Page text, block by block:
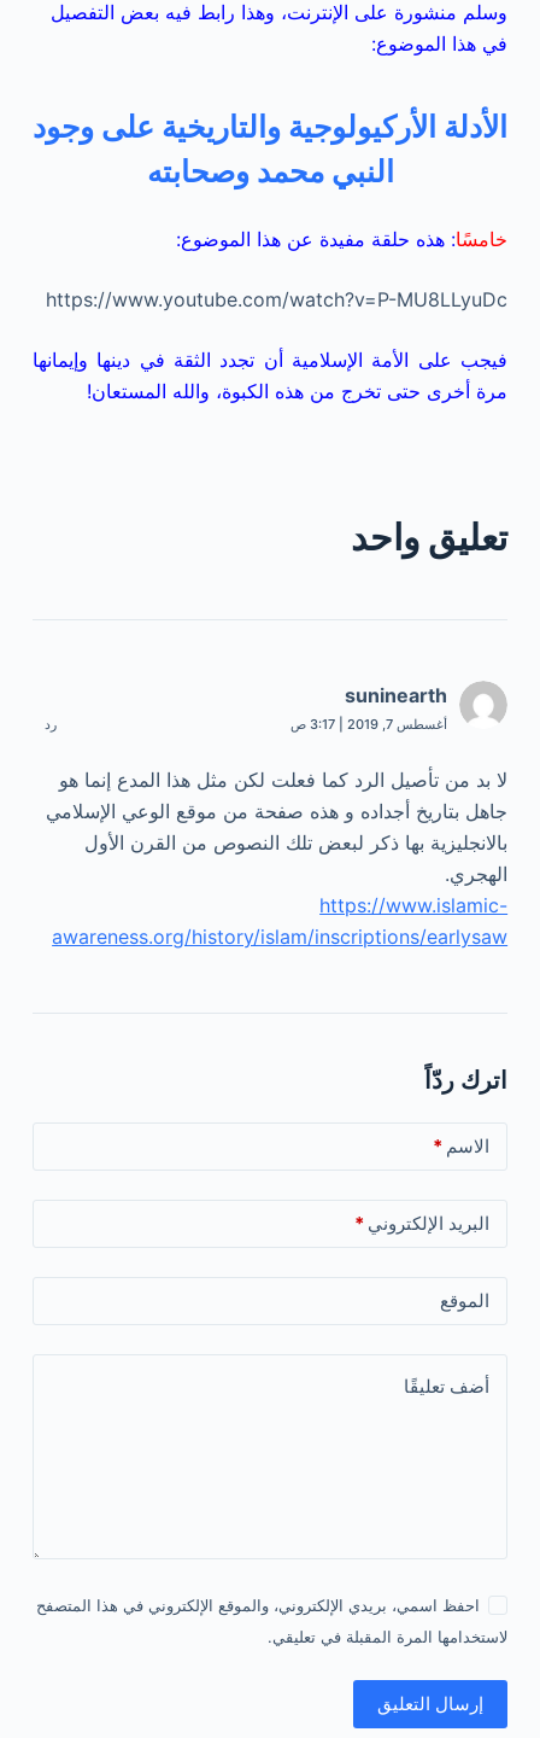
وسلم منشورة على الإنترنت، وهذا رابط فيه بعض التفصيل
في هذا الموضوع:
الأدلة الأركيولوجية والتاريخية على وجود
النبي محمد وصحابته
خامسًا: هذه حلقة مفيدة عن هذا الموضوع:
https://www.youtube.com/watch?v=P-MU8LLyuDc
فيجب على الأمة الإسلامية أن تجدد الثقة في دينها وإيمانها
مرة أخرى حتى تخرج من هذه الكبوة، والله المستعان!
تعليق واحد
suninearth
أغسطس 7, 2019 | 3:17 ص رد
لا بد من تأصيل الرد كما فعلت لكن مثل هذا المدع إنما هو
جاهل بتاريخ أجداده و هذه صفحة من موقع الوعي الإسلامي
بالانجليزية بها ذكر لبعض تلك النصوص من القرن الأول
الهجري.
https://www.islamic-
awareness.org/history/islam/inscriptions/earlysaw
اترك ردّاً
الاسم *
البريد الإلكتروني *
الموقع
أضف تعليقًا
احفظ اسمي، بريدي الإلكتروني، والموقع الإلكتروني في هذا المتصفح
لاستخدامها المرة المقبلة في تعليقي.
إرسال التعليق